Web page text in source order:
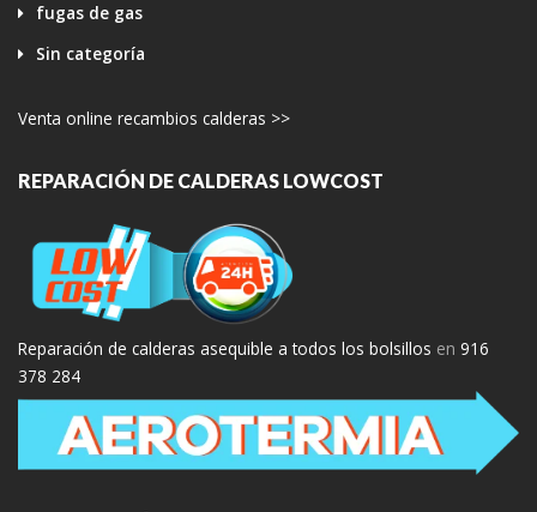
fugas de gas
Sin categoría
Venta online recambios calderas >>
REPARACIÓN DE CALDERAS LOWCOST
Reparación de calderas asequible a todos los bolsillos en 916
378 284